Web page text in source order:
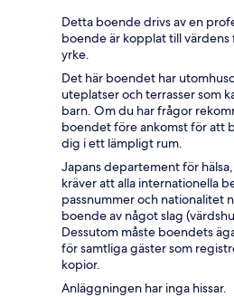
Detta boende drivs av en
boende är kopplat till
yrke.
Det här boendet har
uteplatser och terrasser som
barn. Om du har frågor
boendet före ankomst för att
dig i ett lämpligt rum.
Japans departement för
kräver att alla internationella
passnummer och nationalitet
boende av något slag
Dessutom måste boendets
för samtliga gäster som
kopior.
Anläggningen har inga hissar.